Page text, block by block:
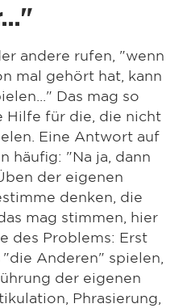
andere rufen, "wenn
mal gehört hat, kann
Das mag so
Hilfe für die, die nicht
Eine Antwort auf
häufig: "Na ja, dann
der eigenen
denken, die
mag stimmen, hier
des Problems: Erst
Anderen" spielen,
der eigenen
Phrasierung,